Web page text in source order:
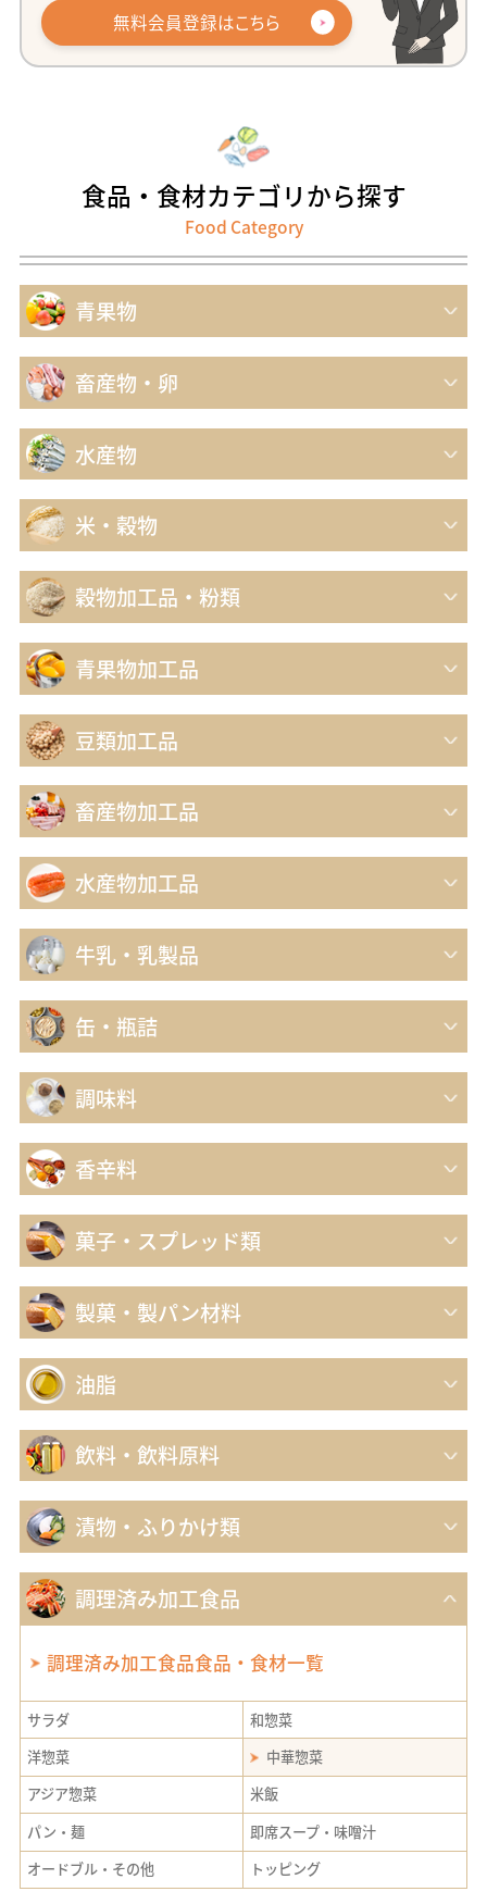
無料会員登録はこちら
食品・食材カテゴリから探す
Food Category
青果物
畜産物・卵
水産物
米・穀物
穀物加工品・粉類
青果物加工品
豆類加工品
畜産物加工品
水産物加工品
牛乳・乳製品
缶・瓶詰
調味料
香辛料
菓子・スプレッド類
製菓・製パン材料
油脂
飲料・飲料原料
漬物・ふりかけ類
調理済み加工食品
調理済み加工食品食品・食材一覧
サラダ
和惣菜
洋惣菜
中華惣菜
アジア惣菜
米飯
パン・麺
即席スープ・味噌汁
オードブル・その他
トッピング